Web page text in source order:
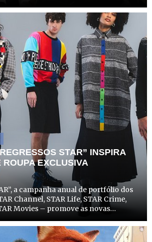
esta nova e entusiasmante ...
STAR” INSPIRA
EXCLUSIVA
a campanha anual de portfólio dos
Channel, STAR Life, STAR Crime,
Movies – promove as novas
modernizada, para mostrar que